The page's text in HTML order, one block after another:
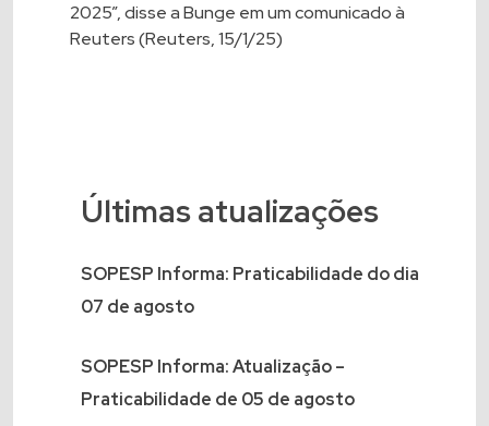
2025”, disse a Bunge em um comunicado à
Reuters (Reuters, 15/1/25)
Últimas atualizações
SOPESP Informa: Praticabilidade do dia
07 de agosto
SOPESP Informa: Atualização –
Praticabilidade de 05 de agosto